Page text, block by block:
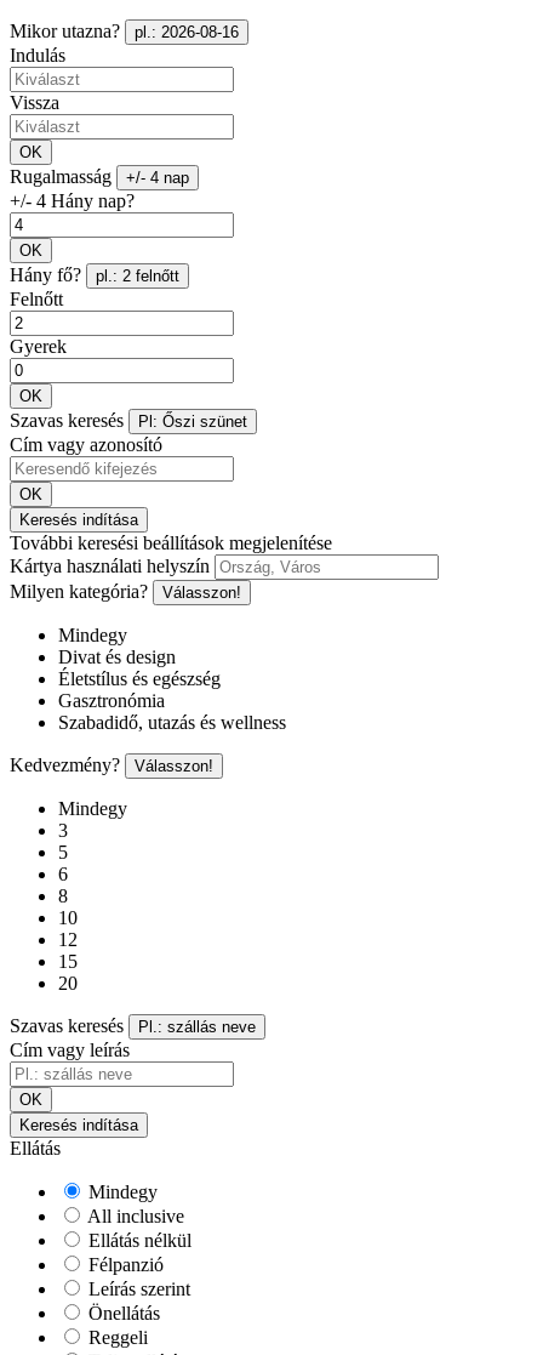
Mikor utazna? pl.: 2026-08-16
Indulás
Vissza
OK
Rugalmasság +/- 4 nap
+/- 4 Hány nap?
OK
Hány fő? pl.: 2 felnőtt
Felnőtt
Gyerek
OK
Szavas keresés Pl: Őszi szünet
Cím vagy azonosító
OK
Keresés indítása
További keresési beállítások megjelenítése
Kártya használati helyszín
Milyen kategória?
Válasszon!
Mindegy
Divat és design
Életstílus és egészség
Gasztronómia
Szabadidő, utazás és wellness
Kedvezmény? Válasszon!
Mindegy
3
5
6
8
10
12
15
20
Szavas keresés Pl.: szállás neve
Cím vagy leírás
OK
Keresés indítása
Ellátás
Mindegy
All inclusive
Ellátás nélkül
Félpanzió
Leírás szerint
Önellátás
Reggeli